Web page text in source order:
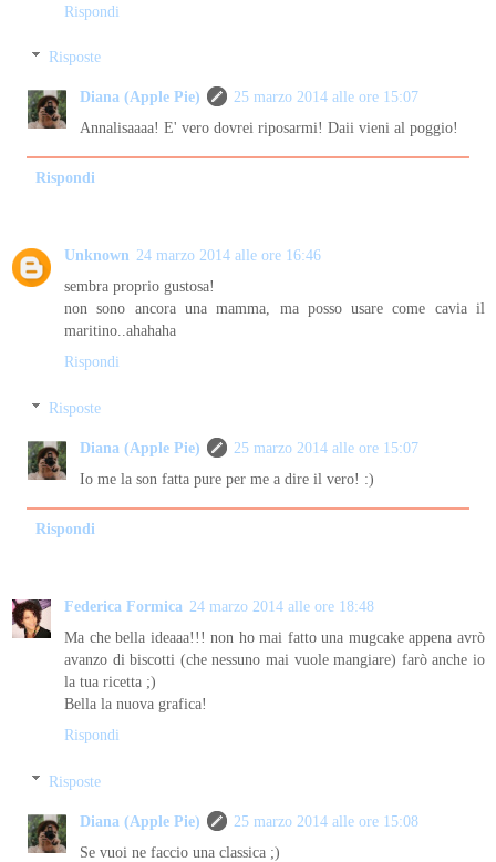
Rispondi
Risposte
Diana (Apple Pie)
25 marzo 2014 alle ore 15:07
Annalisaaaa! E' vero dovrei riposarmi! Daii vieni al poggio!
Rispondi
Unknown 24 marzo 2014 alle ore 16:46
sembra proprio gustosa!
non sono ancora una mamma, ma posso usare come cavia il
maritino..ahahaha
Rispondi
Risposte
Diana (Apple Pie)
25 marzo 2014 alle ore 15:07
Io me la son fatta pure per me a dire il vero! :)
Rispondi
Federica Formica 24 marzo 2014 alle ore 18:48
Ma che bella ideaaa!!! non ho mai fatto una mugcake appena avrò
avanzo di biscotti (che nessuno mai vuole mangiare) farò anche io
la tua ricetta ;)
Bella la nuova grafica!
Rispondi
Risposte
Diana (Apple Pie)
25 marzo 2014 alle ore 15:08
Se vuoi ne faccio una classica ;)